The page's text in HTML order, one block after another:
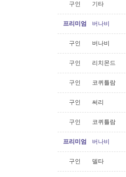
구인 기타
프리미엄 버나비
구인 버나비
구인 리치몬드
구인 코퀴틀람
구인 써리
구인 코퀴틀람
프리미엄 버나비
구인 델타